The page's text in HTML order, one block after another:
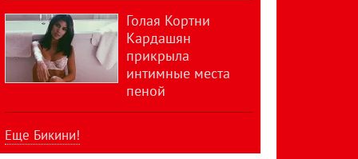
Голая Кортни
Кардашян
прикрыла
интимные места
пеной
Еще Бикини!